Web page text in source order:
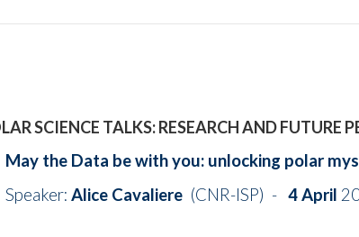
SCIENCE TALKS: RESEARCH AND FUTURE
May the Data be with you: unlocking polar
Speaker: Alice Cavaliere (CNR-ISP) - 4 April